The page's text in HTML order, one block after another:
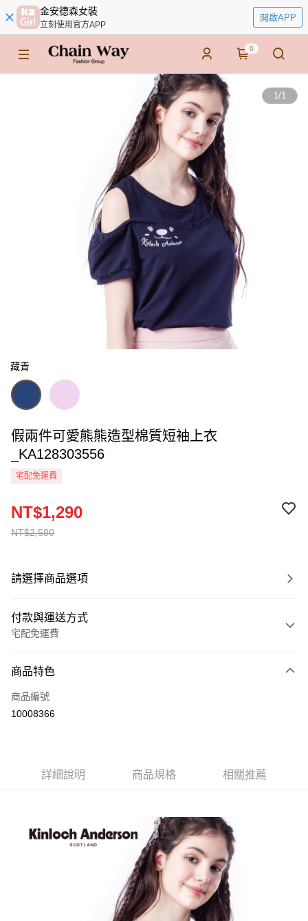
金安德森女裝
立刻使用官方APP
開啟APP
0
1/1
藏青
假兩件可愛熊熊造型棉質短袖上衣
_KA128303556
宅配免運費
NT$2,580
NT$1,290
請選擇商品選項
付款與運送方式
宅配免運費
信用卡一次付款
LINE Pay
運送方式
每筆NT$60，滿NT$1,000(含以上)免運費
商品特色
商品編號
10008366
詳細說明 商品規格 相關推薦